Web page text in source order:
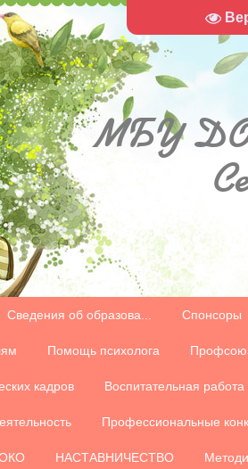
МБУ
Сведения об образова... Спонсоры
Помощь психолога
кадров Воспитательная работа
Профессиональные
НАСТАВНИЧЕСТВО